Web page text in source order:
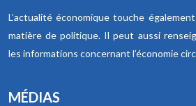
L’actualité économique touche
matière de politique. Il peut aussi
les informations concernant l’économie
MÉDIAS